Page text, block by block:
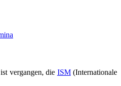
vergangen, die ISM(Internationale